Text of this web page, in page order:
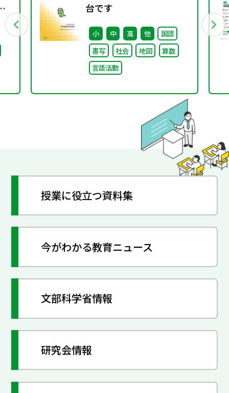
台です
小 中 高 他
国語
書写
社会 地図
算数
言語活動
授業に役立つ資料集
今がわかる教育ニュース
文部科学省情報
研究会情報